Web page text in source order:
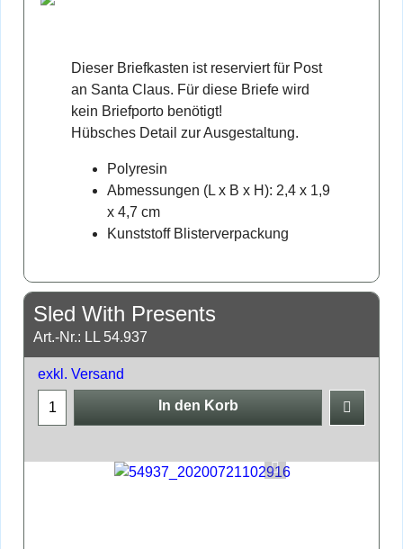
Dieser Briefkasten ist reserviert für Post
an Santa Claus. Für diese Briefe wird
kein Briefporto benötigt!
Hübsches Detail zur Ausgestaltung.
Polyresin
Abmessungen (L x B x H): 2,4 x 1,9
x 4,7 cm
Kunststoff Blisterverpackung
Sled With Presents
Art.-Nr.: LL 54.937
exkl. Versand
In den Korb